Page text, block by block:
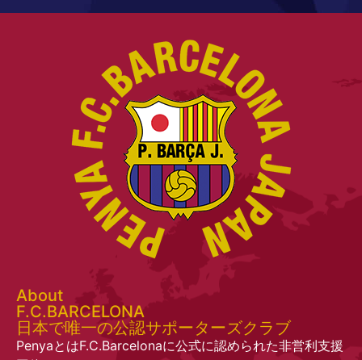
About
F.C.BARCELONA
日本で唯一の公認サポーターズクラブ
PenyaとはF.C.Barcelonaに公式に認められた非営利支援